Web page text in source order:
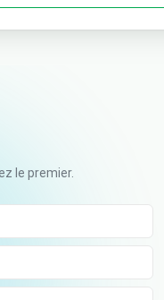
le premier.